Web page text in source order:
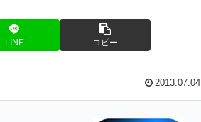
LINE コピー
2013.07.04